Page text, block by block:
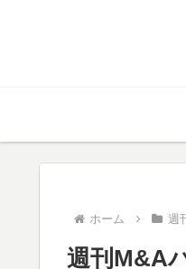
ホーム 週
週刊M&A